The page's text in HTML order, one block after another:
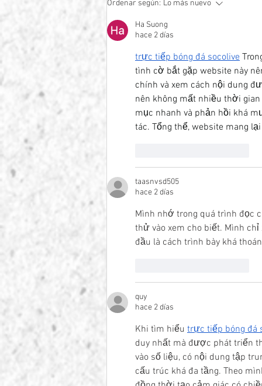
Ordenar según: Lo más nuevo
Ha Suong
hace 2 días
trực tiếp bóng đá socolive
tình cờ bắt gặp website này
chính và xem cách nội dung
nên không mất nhiều thời
mục nhanh và phản hồi khá
tác. Tổng thể, website mang
taasnvsd505
hace 2 días
Mình nhớ trong quá trình đọc
thử vào xem cho biết. Mình
đầu là cách trình bày khá
quy
hace 2 días
Khi tìm hiểu trực tiếp bóng đá
duy nhất mà được phát triển
vào số liệu, có nội dung tập
cấu trúc khá đa tầng. Theo